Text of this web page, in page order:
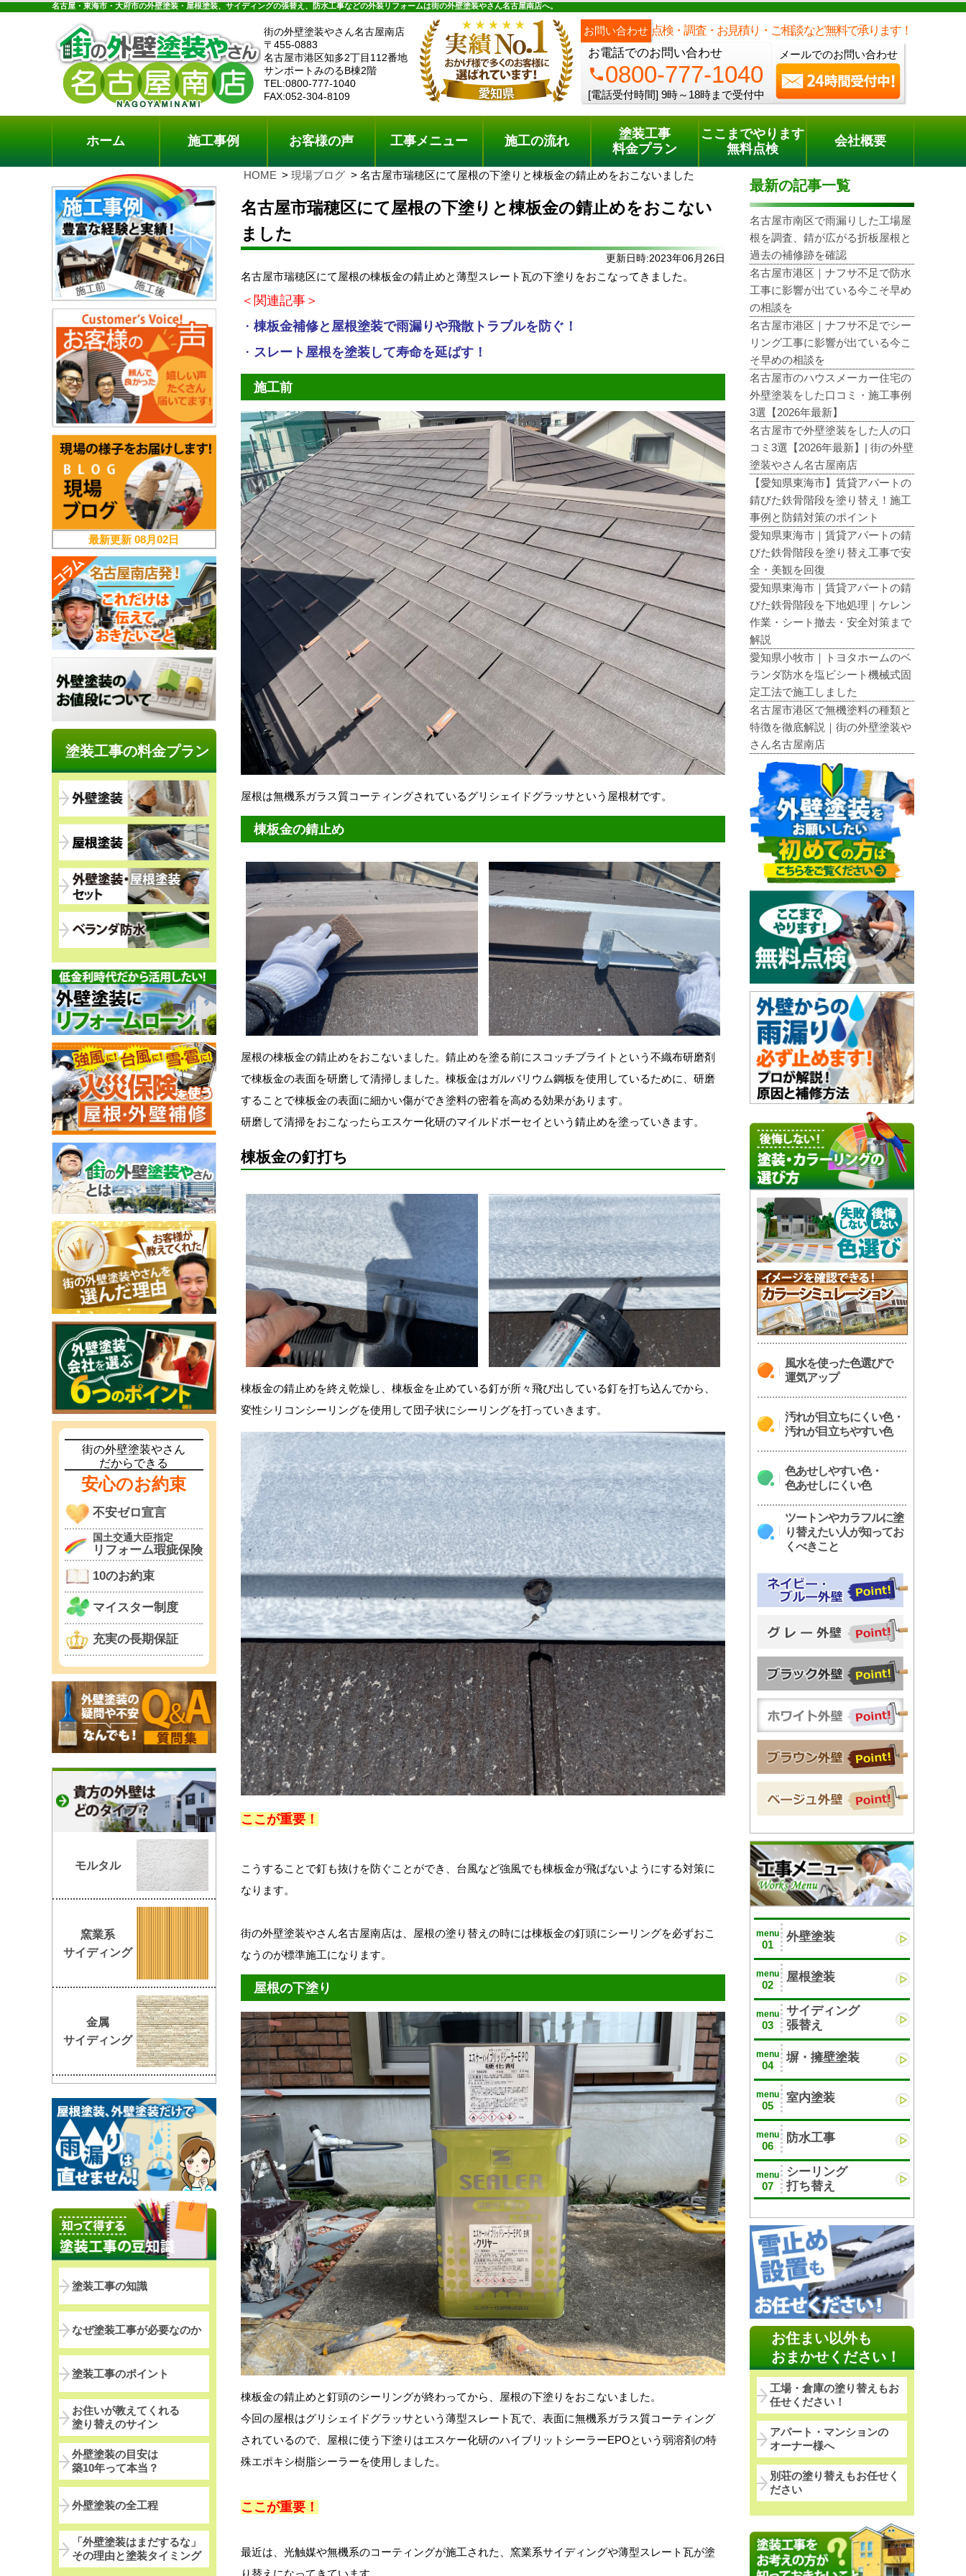
名古屋・東海市・大府市の外壁塗装・屋根塗装、サイディングの張替え、防水工事などの外装リフォームは街の外壁塗装やさん名古屋南店へ。
街の外壁塗装やさん名古屋南店
〒455-0883
名古屋市港区知多2丁目112番地
サンポートみのるB棟2階
TEL:0800-777-1040
FAX:052-304-8109
お問い合わせ 点検・調査・お見積り・ご相談など無料で承ります！
お電話でのお問い合わせ
phone0800-777-1040
[電話受付時間] 9時～18時まで受付中
メールでのお問い合わせ
料金プラン 無料点検
電話でのご相談 [9時～18時まで受付中]
phone0800-777-1040
ホーム 施工事例 お客様の声 工事メニュー 施工の流れ
塗装工事
料金プラン
ここまでやります
無料点検
会社概要
HOME 現場ブログ 名古屋市瑞穂区にて屋根の下塗りと棟板金の錆止めをおこないました
名古屋市瑞穂区にて屋根の下塗りと棟板金の錆止めをおこない
ました
更新日時:2023年06月26日
名古屋市瑞穂区にて屋根の棟板金の錆止めと薄型スレート瓦の下塗りをおこなってきました。
＜関連記事＞
・ 棟板金補修と屋根塗装で雨漏りや飛散トラブルを防ぐ！
・ スレート屋根を塗装して寿命を延ばす！
施工前
屋根は無機系ガラス質コーティングされているグリシェイドグラッサという屋根材です。
棟板金の錆止め
屋根の棟板金の錆止めをおこないました。錆止めを塗る前にスコッチブライトという不織布研磨剤
で棟板金の表面を研磨して清掃しました。棟板金はガルバリウム鋼板を使用しているために、研磨
することで棟板金の表面に細かい傷ができ塗料の密着を高める効果があります。
研磨して清掃をおこなったらエスケー化研のマイルドボーセイという錆止めを塗っていきます。
棟板金の釘打ち
棟板金の錆止めを終え乾燥し、棟板金を止めている釘が所々飛び出している釘を打ち込んでから、
変性シリコンシーリングを使用して団子状にシーリングを打っていきます。
ここが重要！
こうすることで釘も抜けを防ぐことができ、台風など強風でも棟板金が飛ばないようにする対策に
なります。
街の外壁塗装やさん名古屋南店は、屋根の塗り替えの時には棟板金の釘頭にシーリングを必ずおこ
なうのが標準施工になります。
屋根の下塗り
棟板金の錆止めと釘頭のシーリングが終わってから、屋根の下塗りをおこないました。
今回の屋根はグリシェイドグラッサという薄型スレート瓦で、表面に無機系ガラス質コーティング
されているので、屋根に使う下塗りはエスケー化研のハイブリットシーラーEPOという弱溶剤の特
殊エポキシ樹脂シーラーを使用しました。
ここが重要！
最近は、光触媒や無機系のコーティングが施工された、窯業系サイディングや薄型スレート瓦が塗
り替えになってきています。
最新の記事一覧
名古屋市南区で雨漏りした工場屋
根を調査、錆が広がる折板屋根と
過去の補修跡を確認
名古屋市港区｜ナフサ不足で防水
工事に影響が出ている今こそ早め
の相談を
名古屋市港区｜ナフサ不足でシー
リング工事に影響が出ている今こ
そ早めの相談を
名古屋市のハウスメーカー住宅の
外壁塗装をした口コミ・施工事例
3選【2026年最新】
名古屋市で外壁塗装をした人の口
コミ3選【2026年最新】| 街の外壁
塗装やさん名古屋南店
【愛知県東海市】賃貸アパートの
錆びた鉄骨階段を塗り替え！施工
事例と防錆対策のポイント
愛知県東海市｜賃貸アパートの錆
びた鉄骨階段を塗り替え工事で安
全・美観を回復
愛知県東海市｜賃貸アパートの錆
びた鉄骨階段を下地処理｜ケレン
作業・シート撤去・安全対策まで
解説
愛知県小牧市｜トヨタホームのベ
ランダ防水を塩ビシート機械式固
定工法で施工しました
名古屋市港区で無機塗料の種類と
特徴を徹底解説｜街の外壁塗装や
さん名古屋南店
風水を使った色選びで
運気アップ
汚れが目立ちにくい色・
汚れが目立ちやすい色
色あせしやすい色・
色あせしにくい色
ツートンやカラフルに塗
り替えたい人が知ってお
くべきこと
menu
01
外壁塗装
menu
02
屋根塗装
menu
03
サイディング
張替え
menu
04
塀・擁壁塗装
menu
05
室内塗装
menu
06
防水工事
menu
07
シーリング
打ち替え
お住まい以外も
おまかせください！
工場・倉庫の塗り替えもお
任せください！
アパート・マンションの
オーナー様へ
別荘の塗り替えもお任せく
ださい
最新更新08月02日
塗装工事の料金プラン
街の外壁塗装やさん
だからできる
安心のお約束
不安ゼロ宣言
国土交通大臣指定
リフォーム瑕疵保険
10のお約束
マイスター制度
充実の長期保証
モルタル
窯業系
サイディング
金属
サイディング
塗装工事の知識
なぜ塗装工事が必要なのか
塗装工事のポイント
お住いが教えてくれる
塗り替えのサイン
外壁塗装の目安は
築10年って本当？
外壁塗装の全工程
「外壁塗装はまだするな」
その理由と塗装タイミング